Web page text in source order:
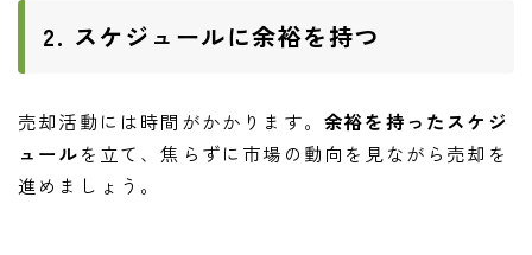
2. スケジュールに余裕を持つ
売却活動には時間がかかります。 余裕を持ったスケジ
ュールを立て、焦らずに市場の動向を見ながら売却を
進めましょう。